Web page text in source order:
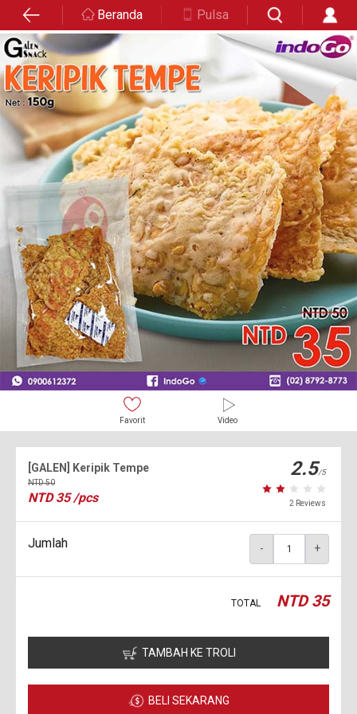
Beranda Pulsa
Favorit Video
[GALEN] Keripik Tempe
NTD50
NTD35 /pcs
2.5/5
2 Reviews
Jumlah - +
TOTAL NTD35
TAMBAH KE TROLI
BELI SEKARANG